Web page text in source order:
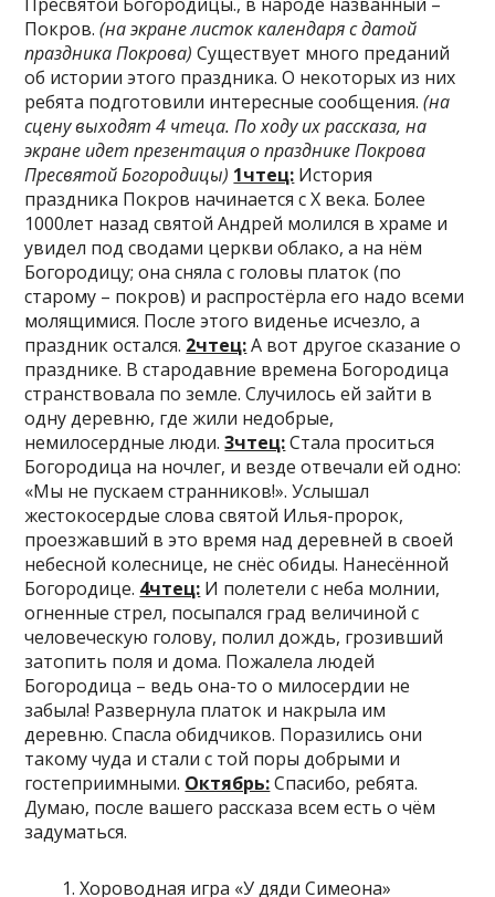
Пресвятой Богородицы., в народе названный –
Покров.(на экране листок календаря с датой
праздника Покрова) Существует много преданий
об истории этого праздника. О некоторых из них
ребята подготовили интересные сообщения.(на
сцену выходят 4 чтеца. По ходу их рассказа, на
экране идет презентация о празднике Покрова
Пресвятой Богородицы) 1чтец: История
праздника Покров начинается с X века. Более
1000лет назад святой Андрей молился в храме и
увидел под сводами церкви облако, а на нём
Богородицу; она сняла с головы платок (по
старому – покров) и распростёрла его надо всеми
молящимися. После этого виденье исчезло, а
праздник остался. 2чтец:А вот другое сказание о
празднике. В стародавние времена Богородица
странствовала по земле. Случилось ей зайти в
одну деревню, где жили недобрые,
немилосердные люди.3чтец:Стала проситься
Богородица на ночлег, и везде отвечали ей одно:
«Мы не пускаем странников!». Услышал
жестокосердые слова святой Илья-пророк,
проезжавший в это время над деревней в своей
небесной колеснице, не снёс обиды. Нанесённой
Богородице. 4чтец: И полетели с неба молнии,
огненные стрел, посыпался град величиной с
человеческую голову, полил дождь, грозивший
затопить поля и дома. Пожалела людей
Богородица – ведь она-то о милосердии не
забыла! Развернула платок и накрыла им
деревню. Спасла обидчиков. Поразились они
такому чуда и стали с той поры добрыми и
гостеприимными. Октябрь:Спасибо, ребята.
Думаю, после вашего рассказа всем есть о чём
задуматься.
Хороводная игра «У дяди Симеона»